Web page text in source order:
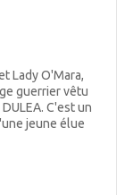
Lady O'Mara,
guerrier vêtu
C'est un
jeune élue